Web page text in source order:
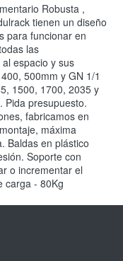
Robusta ,
tienen un diseño
para funcionar en
las
espacio y sus
500mm y GN 1/1
1500, 1700, 2035 y
Pida presupuesto.
fabricamos en
máxima
Baldas en plástico
Soporte con
o incrementar el
carga - 80Kg